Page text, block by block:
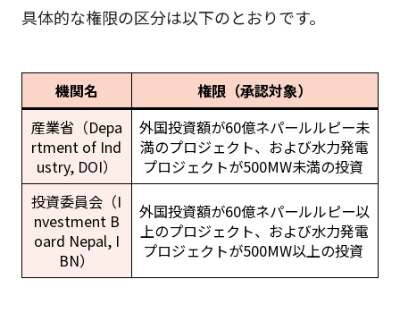
具体的な権限の区分は以下のとおりです。
機関名
権限（承認対象）
産業省（Depa
rtment of Ind
ustry, DOI）
外国投資額が60億ネパールルピー未
満のプロジェクト、および水力発電
プロジェクトが500MW未満の投資
投資委員会（I
nvestment B
oard Nepal, I
BN）
外国投資額が60億ネパールルピー以
上のプロジェクト、および水力発電
プロジェクトが500MW以上の投資